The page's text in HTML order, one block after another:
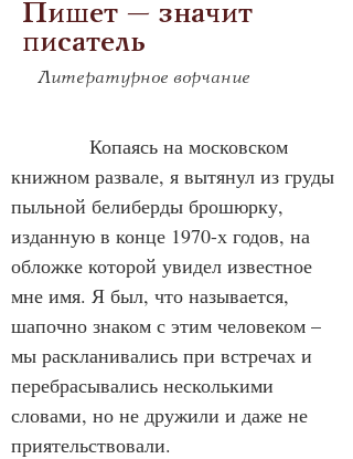
Пишет – значит
писатель
Литературное ворчание
Копаясь на московском
книжном развале, я вытянул из груды
пыльной белиберды брошюрку,
изданную в конце 1970-х годов, на
обложке которой увидел известное
мне имя. Я был, что называется,
шапочно знаком с этим человеком –
мы раскланивались при встречах и
перебрасывались несколькими
словами, но не дружили и даже не
приятельствовали.